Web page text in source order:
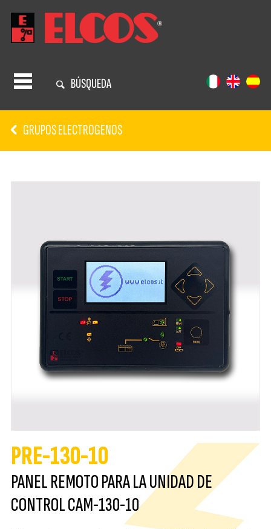
BÚSQUEDA
GRUPOS ELECTROGENOS
PRE-130-10
PANEL REMOTO PARA LA UNIDAD DE
CONTROL CAM-130-10